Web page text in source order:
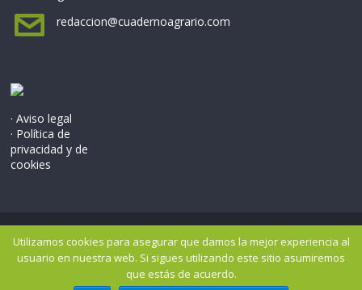
redaccion@cuadernoagrario.com
· Aviso legal
· Política de
privacidad y de
cookies
Copyright © 2026Cuaderno Agrario. Todos los derechos
reservados..
Tema: ColorMag porThemeGrill. Potenciado por WordPress.
Utilizamos cookies para asegurar que damos la mejor experiencia al
usuario en nuestra web. Si sigues utilizando este sitio asumiremos
que estás de acuerdo.